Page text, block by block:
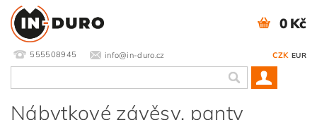
555508945 info@in-duro.cz CZK EUR
0 Kč
Nábytkové závěsy, panty